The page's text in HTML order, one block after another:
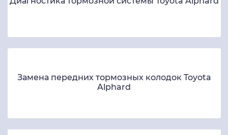
Замена передних тормозных колодок Toyota
Alphard